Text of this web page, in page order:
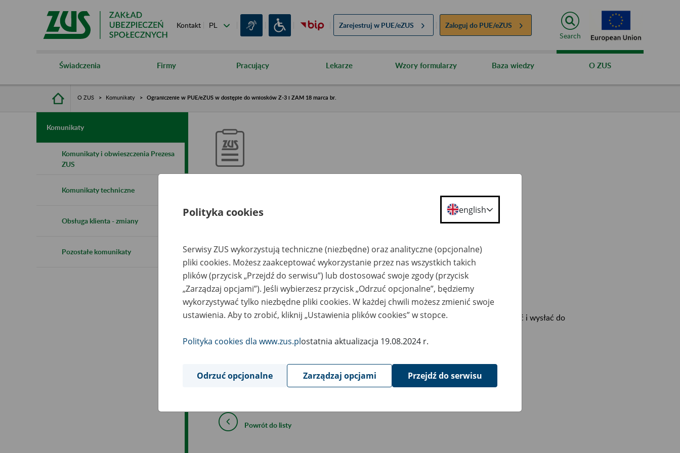
Kontakt Zarejestruj w PUE/eZUS Zaloguj do PUE/eZUS
Search
Świadczenia Firmy Pracujący Lekarze Wzory formularzy Baza wiedzy O ZUS
O ZUS Komunikaty Ograniczenie w PUE/eZUS w dostępie do wniosków Z-3 i ZAM 18 marca br.
Komunikaty
Komunikaty i obwieszczenia Prezesa
ZUS
Komunikaty techniczne
Obsługa klienta - zmiany
Pozostałe komunikaty
wniosków Z-3 i ZAM 18 marca br.
18 marca wdrażamy nowe wersje wniosków Z-3 i ZAM.
W związku z tym 18 marca br. od godz. 21:00 do godz. 00:00 nie będzie można wypełnić i wysłać do
Przepraszamy za utrudnienia.
Powrót do listy
Polityka cookies english
Serwisy ZUS wykorzystują techniczne (niezbędne) oraz analityczne (opcjonalne)
pliki cookies. Możesz zaakceptować wykorzystanie przez nas wszystkich takich
plików (przycisk „Przejdź do serwisu”) lub dostosować swoje zgody (przycisk
„Zarządzaj opcjami”). Jeśli wybierzesz przycisk „Odrzuć opcjonalne”, będziemy
wykorzystywać tylko niezbędne pliki cookies. W każdej chwili możesz zmienić swoje
ustawienia. Aby to zrobić, kliknij „Ustawienia plików cookies” w stopce.
Polityka cookies dla www.zus.plostatnia aktualizacja 19.08.2024 r.
Odrzuć opcjonalne Zarządzaj opcjami Przejdź do serwisu